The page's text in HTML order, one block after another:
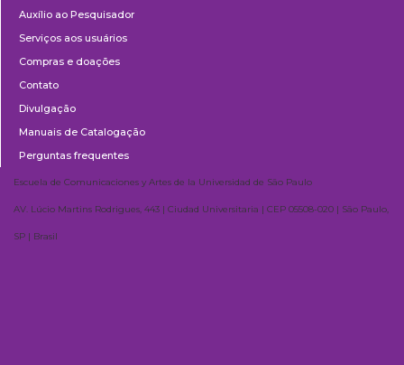
Auxílio ao Pesquisador
Serviços aos usuários
Compras e doações
Contato
Divulgação
Manuais de Catalogação
Perguntas frequentes
Escuela de Comunicaciones y Artes de la Universidad de São Paulo
AV. Lúcio Martins Rodrigues, 443 | Ciudad Universitaria | CEP 05508-020 | São Paulo,
SP | Brasil